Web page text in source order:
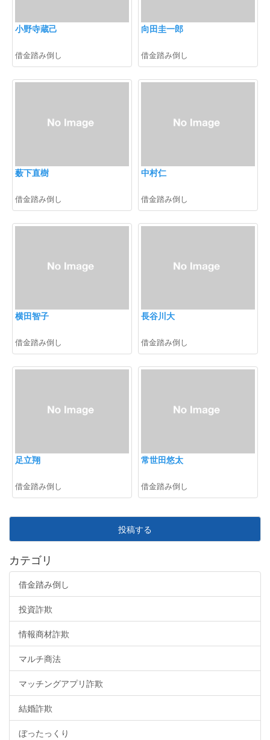
小野寺蔵己
借金踏み倒し
向田圭一郎
借金踏み倒し
薮下直樹
借金踏み倒し
中村仁
借金踏み倒し
横田智子
借金踏み倒し
長谷川大
借金踏み倒し
足立翔
借金踏み倒し
常世田悠太
借金踏み倒し
投稿する
カテゴリ
借金踏み倒し
投資詐欺
情報商材詐欺
マルチ商法
マッチングアプリ詐欺
結婚詐欺
ぼったっくり